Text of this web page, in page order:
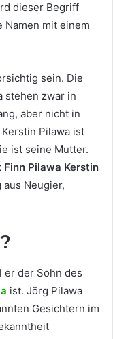
dieser Begriff
Namen mit einem
sein. Die
stehen zwar in
aber nicht in
Pilawa ist
ist seine Mutter.
Finn Pilawa Kerstin
Neugier,
er der Sohn des
ist. Jörg Pilawa
Gesichtern im